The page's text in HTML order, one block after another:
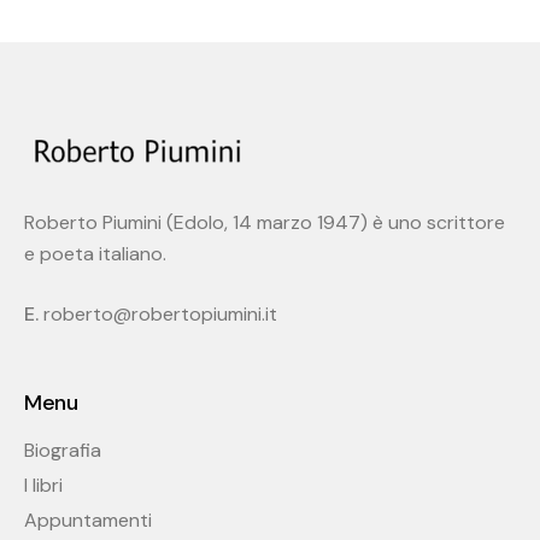
Roberto Piumini (Edolo, 14 marzo 1947) è uno scrittore
e poeta italiano.
E.roberto@robertopiumini.it
Menu
Biografia
I libri
Appuntamenti